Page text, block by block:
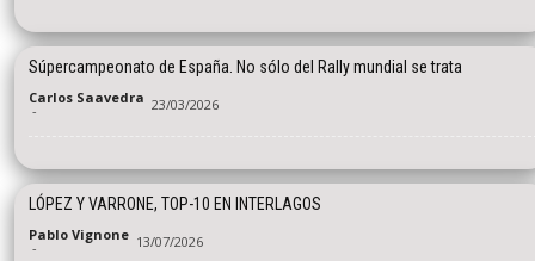
Súpercampeonato de España. No sólo del Rally mundial se trata
Carlos Saavedra
- 23/03/2026
LÓPEZ Y VARRONE, TOP-10 EN INTERLAGOS
Pablo Vignone
- 13/07/2026